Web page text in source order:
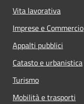
Vita lavorativa
Imprese e Commercio
Appalti pubblici
Catasto e urbanistica
Turismo
Mobilità e trasporti